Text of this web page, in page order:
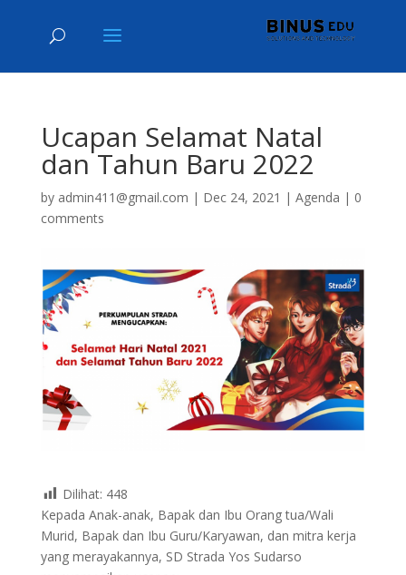
Ucapan Selamat Natal
dan Tahun Baru 2022
by admin411@gmail.com | Dec 24, 2021 | Agenda | 0
comments
Dilihat: 448
Kepada Anak-anak, Bapak dan Ibu Orang tua/Wali
Murid, Bapak dan Ibu Guru/Karyawan, dan mitra kerja
yang merayakannya, SD Strada Yos Sudarso